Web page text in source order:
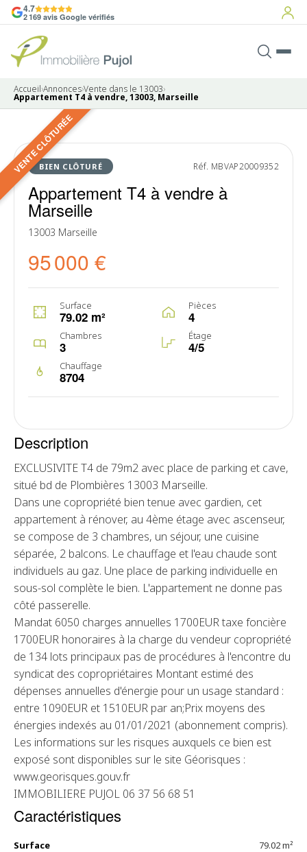
4.7
2 169 avis Google vérifiés
Accueil›Annonces›Vente dans le 13003›
Appartement T4 à vendre, 13003, Marseille
VENTE CLÔTURÉE
BIEN CLÔTURÉ Réf. MBVAP20009352
Appartement T4 à vendre à
Marseille
13003 Marseille
95 000 €
Surface
79.02 m²
Pièces
4
Chambres
3
Étage
4/5
Chauffage
8704
VENDU
9 photos
Description
EXCLUSIVITE T4 de 79m2 avec place de parking et cave,
situé bd de Plombières 13003 Marseille.
Dans une copropriété bien tenue avec gardien, cet
appartement à rénover, au 4ème étage avec ascenseur,
se compose de 3 chambres, un séjour, une cuisine
séparée, 2 balcons. Le chauffage et l'eau chaude sont
individuels au gaz. Une place de parking individuelle en
sous-sol complète le bien. L'appartement ne donne pas
côté passerelle.
Mandat 6050 charges annuelles 1700EUR taxe foncière
1700EUR honoraires à la charge du vendeur copropriété
de 134 lots principaux pas de procédures à l'encontre du
syndicat des copropriétaires Montant estimé des
dépenses annuelles d'énergie pour un usage standard :
entre 1090EUR et 1510EUR par an;Prix moyens des
énergies indexés au 01/01/2021 (abonnement compris).
Les informations sur les risques auxquels ce bien est
exposé sont disponibles sur le site Géorisques :
www.georisques.gouv.fr
IMMOBILIERE PUJOL 06 37 56 68 51
Caractéristiques
Surface 79.02 m²